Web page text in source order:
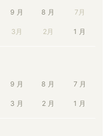
9 月 8 月 7月
3月 2月 1 月
9 月 8 月 7 月
3 月 2 月 1 月